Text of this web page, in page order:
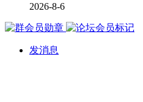
2026-8-6
发消息